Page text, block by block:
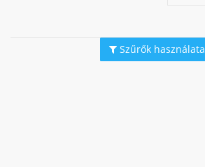
Szűrők használata